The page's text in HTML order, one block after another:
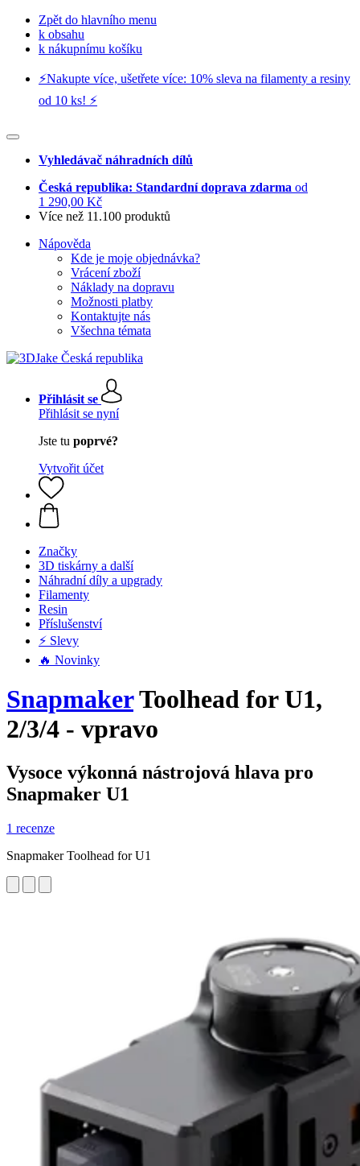
Zpět do hlavního menu
k obsahu
k nákupnímu košíku
⚡️Nakupte více, ušetřete více: 10% sleva na filamenty a resiny
od 10 ks! ⚡️
Vyhledávač náhradních dílů
Česká republika: Standardní doprava zdarma od
1 290,00 Kč
Více než 11.100 produktů
Nápověda
Kde je moje objednávka?
Vrácení zboží
Náklady na dopravu
Možnosti platby
Kontaktujte nás
Všechna témata
Přihlásit se
Přihlásit se nyní
Jste tu poprvé?
Vytvořit účet
Značky
3D tiskárny a další
Náhradní díly a upgrady
Filamenty
Resin
Příslušenství
⚡ Slevy
🔥 Novinky
SnapmakerToolhead for U1,
2/3/4 - vpravo
Vysoce výkonná nástrojová hlava pro
Snapmaker U1
1 recenze
Snapmaker Toolhead for U1